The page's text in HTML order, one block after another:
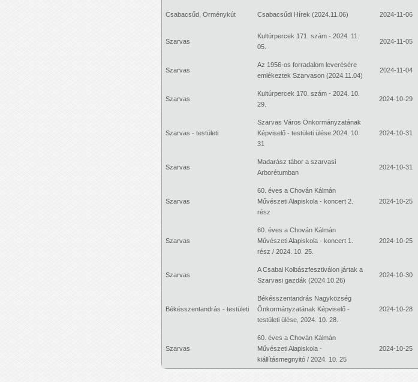
Csabacsűd, Örménykút Csabacsűdi Hírek (2024.11.06) 2024-11-06
Szarvas
Kultúrpercek 171. szám - 2024. 11.
05.
2024-11-05
Szarvas
Az 1956-os forradalom leverésére
emlékeztek Szarvason (2024.11.04)
2024-11-04
Szarvas
Kultúrpercek 170. szám - 2024. 10.
29.
2024-10-29
Szarvas - testületi
Szarvas Város Önkormányzatának
Képviselő - testületi ülése 2024. 10.
31
2024-10-31
Szarvas
Madarász tábor a szarvasi
Arborétumban
2024-10-31
Szarvas
60. éves a Chován Kálmán
Művészeti Alapiskola - koncert 2.
rész
2024-10-25
Szarvas
60. éves a Chován Kálmán
Művészeti Alapiskola - koncert 1.
rész / 2024. 10. 25.
2024-10-25
Szarvas
A Csabai Kolbászfesztiválon jártak a
Szarvasi gazdák (2024.10.26)
2024-10-30
Békésszentandrás - testületi
Békésszentandrás Nagyközség
Önkormányzatának Képviselő -
testületi ülése, 2024. 10. 28.
2024-10-28
Szarvas
60. éves a Chován Kálmán
Művészeti Alapiskola -
kiállításmegnyitó / 2024. 10. 25
2024-10-25